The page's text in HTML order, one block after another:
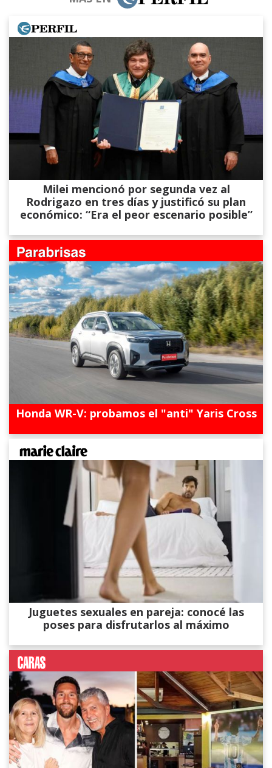
Milei mencionó por segunda vez al
Rodrigazo en tres días y justificó su plan
económico: “Era el peor escenario posible”
Honda WR-V: probamos el "anti" Yaris Cross
Juguetes sexuales en pareja: conocé las
poses para disfrutarlos al máximo